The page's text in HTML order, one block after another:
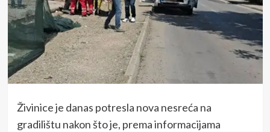
Živinice je danas potresla nova nesreća na
gradilištu nakon što je, prema informacijama